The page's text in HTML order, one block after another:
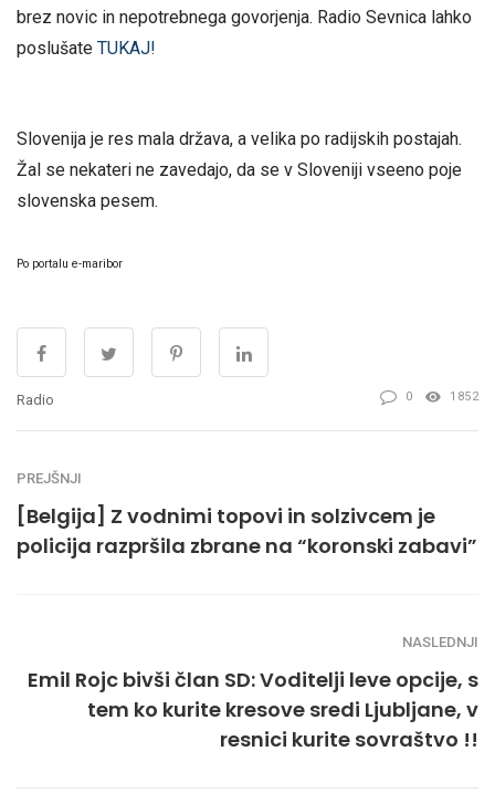
brez novic in nepotrebnega govorjenja. Radio Sevnica lahko
poslušate TUKAJ!
Slovenija je res mala država, a velika po radijskih postajah.
Žal se nekateri ne zavedajo, da se v Sloveniji vseeno poje
slovenska pesem.
Po portalu e-maribor
Radio 0 1852
PREJŠNJI
[Belgija] Z vodnimi topovi in ​​solzivcem je
policija razpršila zbrane na “koronski zabavi”
NASLEDNJI
Emil Rojc bivši član SD: Voditelji leve opcije, s
tem ko kurite kresove sredi Ljubljane, v
resnici kurite sovraštvo !!